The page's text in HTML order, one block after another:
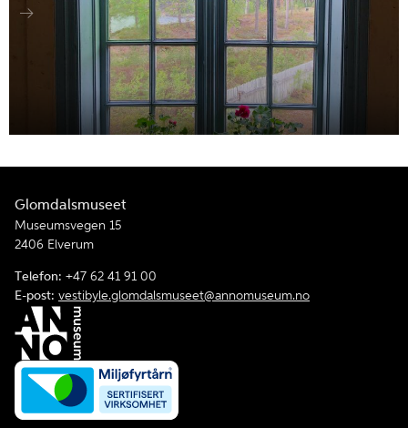
Glomdalsmuseet
Museumsvegen 15
2406 Elverum
Telefon: +47 62 41 91 00
E-post: vestibyle.glomdalsmuseet@annomuseum.no